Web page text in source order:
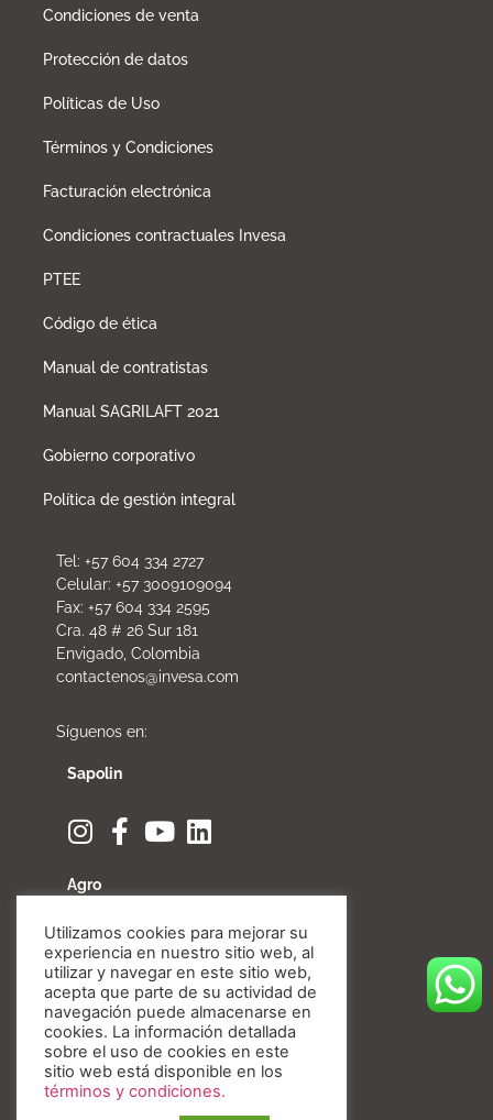
Condiciones de venta
Protección de datos
Políticas de Uso
Términos y Condiciones
Facturación electrónica
Condiciones contractuales Invesa
PTEE
Código de ética
Manual de contratistas
Manual SAGRILAFT 2021
Gobierno corporativo
Política de gestión integral
Tel: +57 604 334 2727
Celular: +57 3009109094
Fax: +57 604 334 2595
Cra. 48 # 26 Sur 181
Envigado, Colombia
contactenos@invesa.com
Síguenos en:
Sapolin
Agro
Fibratore
Utilizamos cookies para mejorar su
experiencia en nuestro sitio web, al
utilizar y navegar en este sitio web,
acepta que parte de su actividad de
navegación puede almacenarse en
cookies. La información detallada
sobre el uso de cookies en este
sitio web está disponible en los
términos y condiciones.